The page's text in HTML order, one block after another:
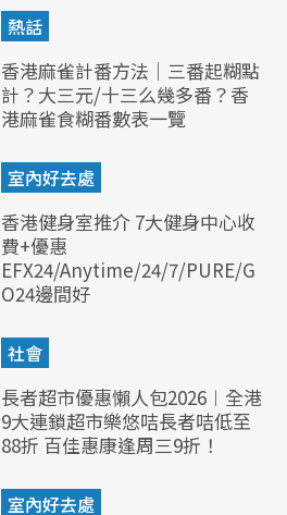
熱話
香港麻雀計番方法｜三番起糊點
計？大三元/十三么幾多番？香
港麻雀食糊番數表一覽
室內好去處
香港健身室推介 7大健身中心收
費+優惠
EFX24/Anytime/24/7/PURE/G
O24邊間好
社會
長者超市優惠懶人包2026︱全港
9大連鎖超市樂悠咭長者咭低至
88折 百佳惠康逢周三9折！
室內好去處